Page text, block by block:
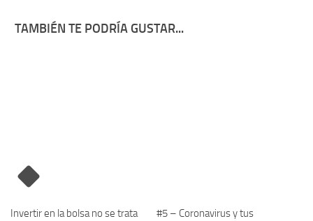
TAMBIÉN TE PODRÍA GUSTAR...
Invertir en la bolsa no se trata
#5 – Coronavirus y tus